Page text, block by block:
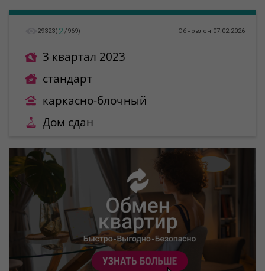
29323( 2 /969) Обновлен 07.02.2026
3 квартал 2023
стандарт
каркасно-блочный
Дом сдан